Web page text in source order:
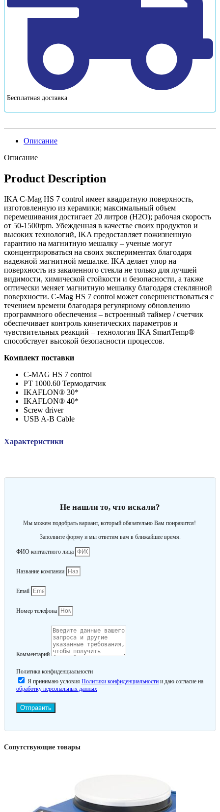
Бесплатная доставка
Описание
Описание
Product Description
IKA C-Mag HS 7 control имеет квадратную поверхность,
изготовленную из керамики; максимальный объем
перемешивания достигает 20 литров (H2O); рабочая скорость
от 50-1500rpm. Убежденная в качестве своих продуктов и
высоких технологий, IKA предоставляет пожизненную
гарантию на магнитную мешалку – ученые могут
сконцентрироваться на своих экспериментах благодаря
надежной магнитной мешалке. IKA делает упор на
поверхность из закаленного стекла не только для лучшей
видимости, химической стойкости и безопасности, а также
оптически меняет магнитную мешалку благодаря стеклянной
поверхности. C-Mag HS 7 control может совершенствоваться с
течением времени благодаря регулярному обновлению
программного обеспечения – встроенный таймер / счетчик
обеспечивает контроль кинетических параметров и
чувствительных реакций – технология IKA SmartTemp®
способствует высокой безопасности процессов.
Комплект поставки
C-MAG HS 7 control
PT 1000.60 Термодатчик
IKAFLON® 30*
IKAFLON® 40*
Screw driver
USB A-B Cable
Характеристики
Не нашли то, что искали?
Мы можем подобрать вариант, который обязательно Вам понравится!
Заполните форму и мы ответим вам в ближайшее время.
ФИО контактного лица
Название компании
Email
Номер телефона
Комментарий
Политика конфиденциальности
Я принимаю условия Политики конфиденциальности и даю согласие на
обработку персональных данных
Отправить
Сопутствующие товары